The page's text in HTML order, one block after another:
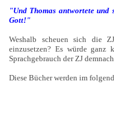
"Und Thomas antwortete und
Gott!"
Weshalb scheuen sich die
einzusetzen? Es würde ganz
Sprachgebrauch der ZJ
Diese Bücher werden im